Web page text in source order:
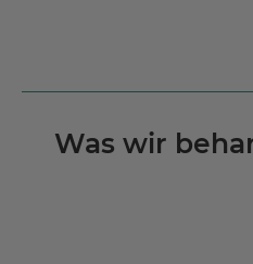
Was wir